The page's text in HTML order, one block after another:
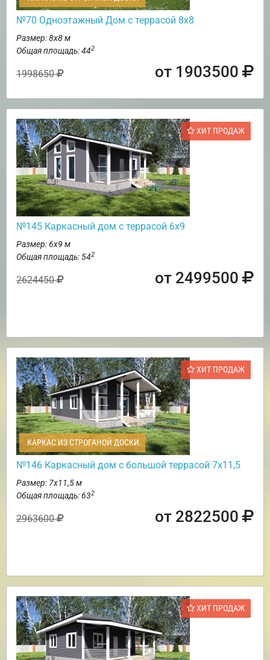
№70 Одноэтажный Дом с террасой 8х8
Размер: 8х8 м
Общая площадь: 442
1998650 от 1903500
ХИТ ПРОДАЖ
№145 Каркасный дом с террасой 6х9
Размер: 6х9 м
Общая площадь: 542
2624450 от 2499500
ХИТ ПРОДАЖ
КАРКАС ИЗ СТРОГАНОЙ ДОСКИ
№146 Каркасный дом с большой террасой 7х11,5
Размер: 7х11,5 м
Общая площадь: 632
2963600 от 2822500
ХИТ ПРОДАЖ